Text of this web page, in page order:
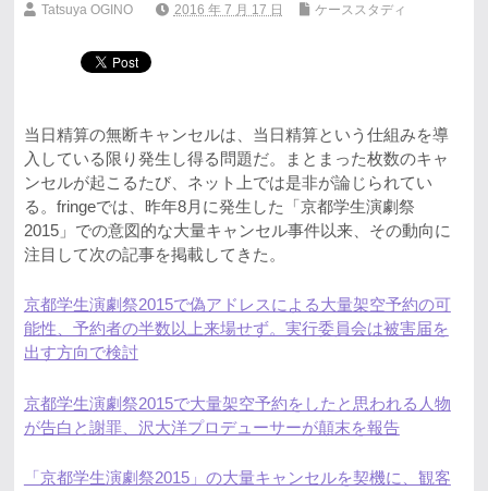
Tatsuya OGINO 2016 年 7 月 17 日 ケーススタディ
当日精算の無断キャンセルは、当日精算という仕組みを導
入している限り発生し得る問題だ。まとまった枚数のキャ
ンセルが起こるたび、ネット上では是非が論じられてい
る。fringeでは、昨年8月に発生した「京都学生演劇祭
2015」での意図的な大量キャンセル事件以来、その動向に
注目して次の記事を掲載してきた。
京都学生演劇祭2015で偽アドレスによる大量架空予約の可
能性、予約者の半数以上来場せず。実行委員会は被害届を
出す方向で検討
京都学生演劇祭2015で大量架空予約をしたと思われる人物
が告白と謝罪、沢大洋プロデューサーが顛末を報告
「京都学生演劇祭2015」の大量キャンセルを契機に、観客